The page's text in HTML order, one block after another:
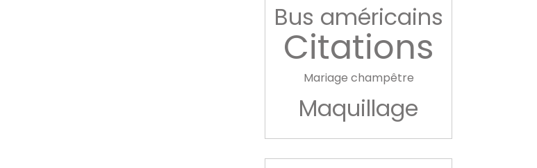
Bus américains
Citations
Mariage champêtre
Maquillage